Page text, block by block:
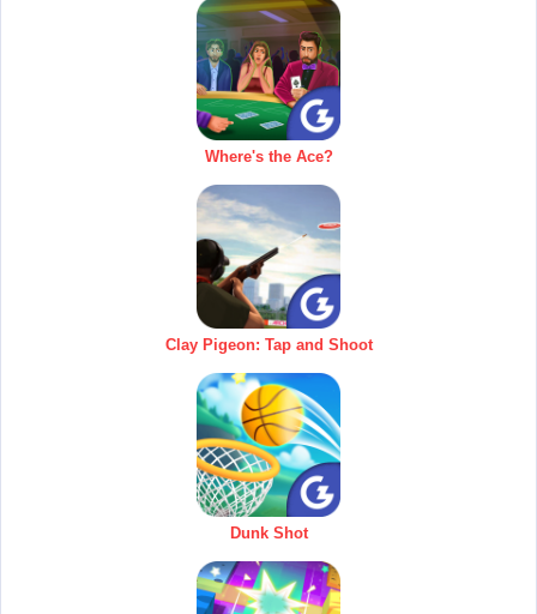
Where's the Ace?
Clay Pigeon: Tap and Shoot
Dunk Shot